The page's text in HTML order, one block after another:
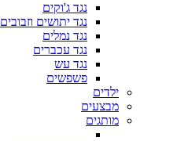
נגד ג'וקים
נגד יתושים וזבובים
נגד נמלים
נגד עכברים
נגד עש
פשפשים
ילדים
מבצעים
מותגים